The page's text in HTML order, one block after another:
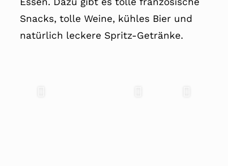
Snacks, tolle Weine, kühles Bier und
natürlich leckere Spritz-Getränke.